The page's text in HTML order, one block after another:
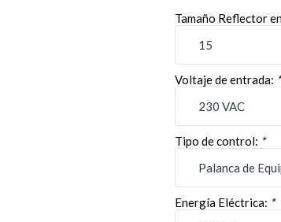
Tamaño Reflector
Voltaje de entrada: *
Tipo de control: *
Energía Eléctrica: *